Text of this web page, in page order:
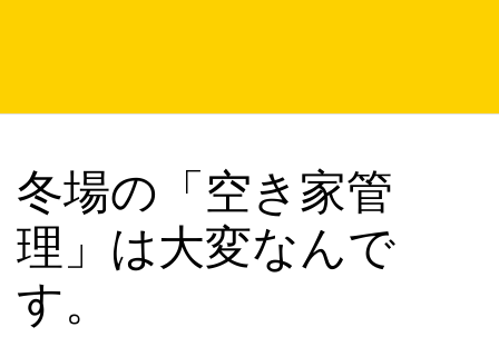
冬場の「空き家管
理」は大変なんで
す。